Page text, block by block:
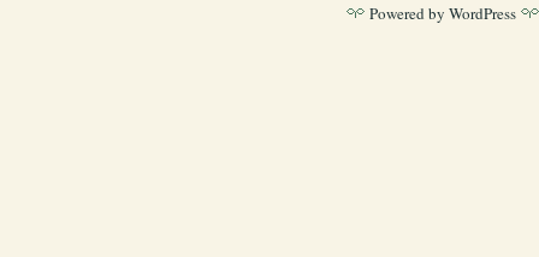
Powered by WordPress